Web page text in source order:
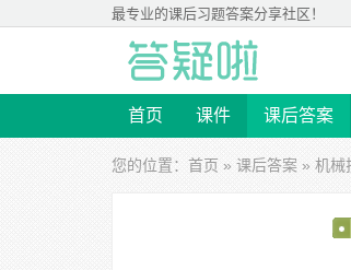
最专业的课后习题答案分享社区！
首页 课件 课后答案
您的位置： 首页 » 课后答案 » 机械